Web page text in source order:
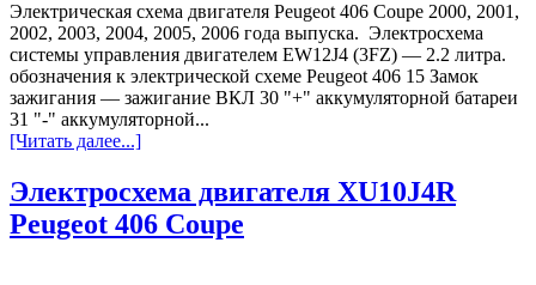
Электрическая схема двигателя Peugeot 406 Coupe 2000, 2001,
2002, 2003, 2004, 2005, 2006 года выпуска. Электросхема
системы управления двигателем EW12J4 (3FZ) — 2.2 литра.
обозначения к электрической схеме Peugeot 406 15 Замок
зажигания — зажигание ВКЛ 30 "+" аккумуляторной батареи
31 "-" аккумуляторной...
[Читать далее...]
Электросхема двигателя XU10J4R
Peugeot 406 Coupe